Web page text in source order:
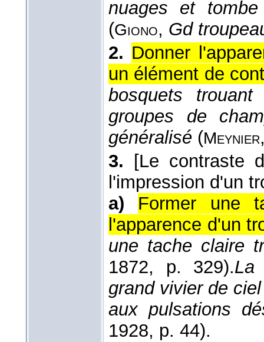
nuages et
(Giono, Gd
2. Donner
un élément de
bosquets
groupes de
généralisé (Meynier
3.
[Le contraste
l'impression d'un
a)
Former une
l'apparence d'un
une tache claire
1872, p. 329).La
grand vivier de
aux pulsations
1928, p. 44).